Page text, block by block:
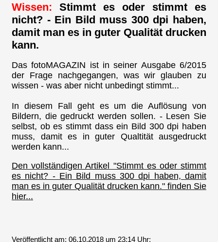
Wissen: Stimmt es oder stimmt es
nicht? - Ein Bild muss 300 dpi haben,
damit man es in guter Qualität drucken
kann.
Das fotoMAGAZIN ist in seiner Ausgabe 6/2015
der Frage nachgegangen, was wir glauben zu
wissen - was aber nicht unbedingt stimmt...
In diesem Fall geht es um die Auflösung von
Bildern, die gedruckt werden sollen. - Lesen Sie
selbst, ob es stimmt dass ein Bild 300 dpi haben
muss, damit es in guter Qualtität ausgedruckt
werden kann...
Den vollständigen Artikel "Stimmt es oder stimmt
es nicht? - Ein Bild muss 300 dpi haben, damit
man es in guter Qualität drucken kann." finden Sie
hier...
Veröffentlicht am: 06.10.2018 um 23:14 Uhr: